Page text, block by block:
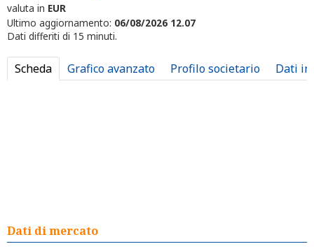
valuta in EUR
Ultimo aggiornamento: 06/08/2026 12.07
Dati differiti di 15 minuti.
Scheda Grafico avanzato Profilo societario Dati
Dati di mercato